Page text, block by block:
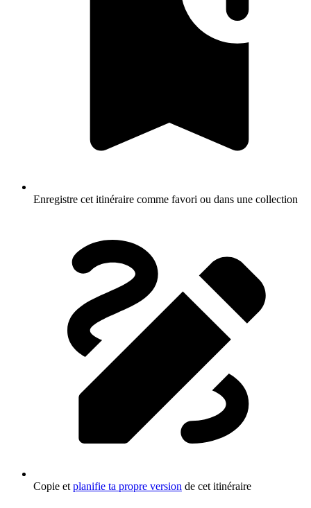
Enregistre cet itinéraire comme favori ou dans une collection
Copie et planifie ta propre version de cet itinéraire